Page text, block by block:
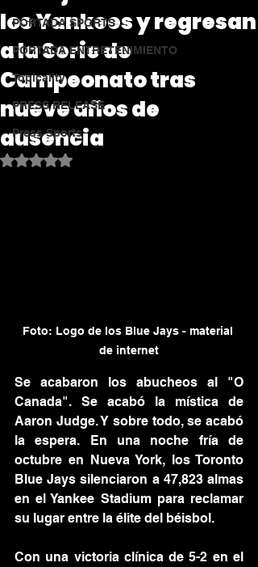
PORTADA SPORTS
PORTADA ENTRETENIMIENTO
Topicality
PRESS RELEASE
Press Sports
los Yankees y regresan
a la Serie de
Campeonato tras
nueve años de
ausencia
Obtuvo NaN de 5 estrellas.
Foto: Logo de los Blue Jays - material
de internet
Se acabaron los abucheos al "O
Canada". Se acabó la mística de
Aaron Judge. Y sobre todo, se acabó
la espera. En una noche fría de
octubre en Nueva York, los Toronto
Blue Jays silenciaron a 47,823 almas
en el Yankee Stadium para reclamar
su lugar entre la élite del béisbol.
Con una victoria clínica de 5-2 en el